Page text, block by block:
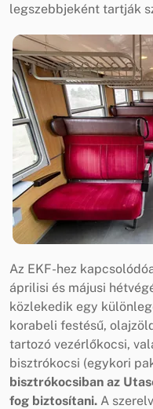
legszebbjeként tartják
Az EKF-hez
áprilisi és májusi
közlekedik egy
korabeli festésű,
tartozó vezérlőkocsi,
bisztrókocsi (egykori
bisztrókocsiban az
fog biztosítani. A